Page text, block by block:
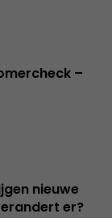
–
nieuwe
er?